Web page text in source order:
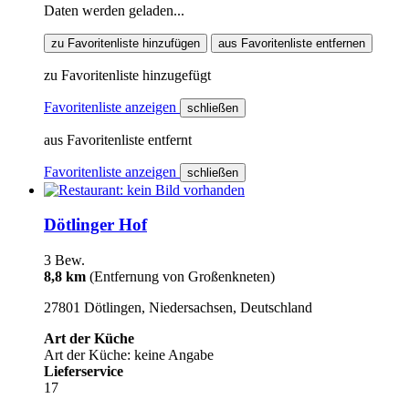
Daten werden geladen...
zu Favoritenliste hinzufügen aus Favoritenliste entfernen
zu Favoritenliste hinzugefügt
Favoritenliste anzeigen schließen
aus Favoritenliste entfernt
Favoritenliste anzeigen schließen
Dötlinger Hof
3 Bew.
8,8 km (Entfernung von Großenkneten)
27801 Dötlingen, Niedersachsen, Deutschland
Art der Küche
Art der Küche: keine Angabe
Lieferservice
17